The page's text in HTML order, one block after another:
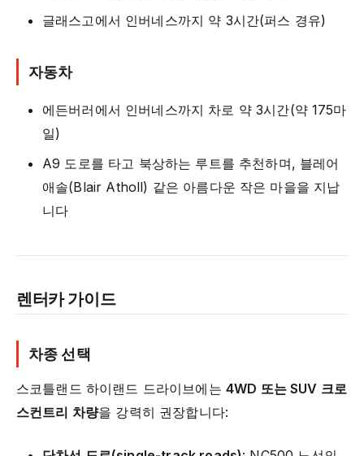
글래스고에서 인버네스까지 약 3시간(퍼스 경유)
자동차
에든버러에서 인버네스까지 차로 약 3시간(약 175마
일)
A9 도로를 타고 북상하는 루트를 추천하며, 블레어
애솔(Blair Atholl) 같은 아름다운 작은 마을을 지납
니다
렌터카 가이드
차종 선택
스코틀랜드 하이랜드 드라이브에는 4WD 또는 SUV 크로
스컨트리 차량을 강력히 권장합니다: